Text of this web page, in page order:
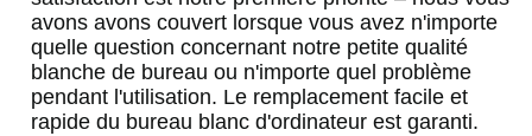
avons avons couvert lorsque vous avez n'importe
quelle question concernant notre petite qualité
blanche de bureau ou n'importe quel problème
pendant l'utilisation. Le remplacement facile et
rapide du bureau blanc d'ordinateur est garanti.